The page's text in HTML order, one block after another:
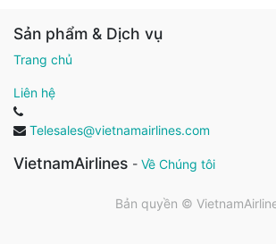
Sản phẩm & Dịch vụ
Trang chủ
Liên hệ
Telesales@vietnamairlines.com
VietnamAirlines - Về Chúng tôi
Bản quyền ©